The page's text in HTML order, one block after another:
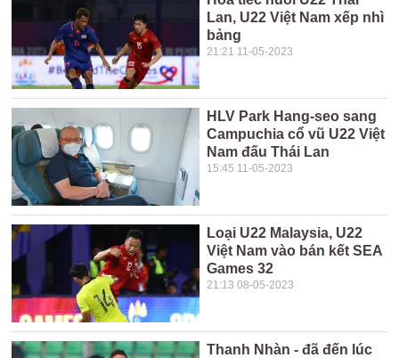
Lan, U22 Việt Nam xếp nhì
bảng
21:21 11-05-2023
HLV Park Hang-seo sang
Campuchia cổ vũ U22 Việt
Nam đấu Thái Lan
15:45 11-05-2023
Loại U22 Malaysia, U22
Việt Nam vào bán kết SEA
Games 32
21:13 08-05-2023
Thanh Nhàn - đã đến lúc